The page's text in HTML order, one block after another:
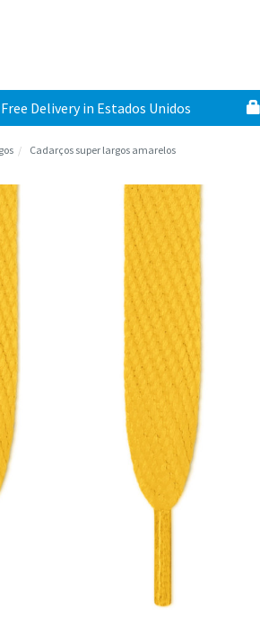
Free Deliveryin Estados Unidos
Cadarços super largos amarelos